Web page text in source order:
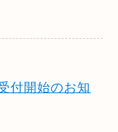
付開始のお知